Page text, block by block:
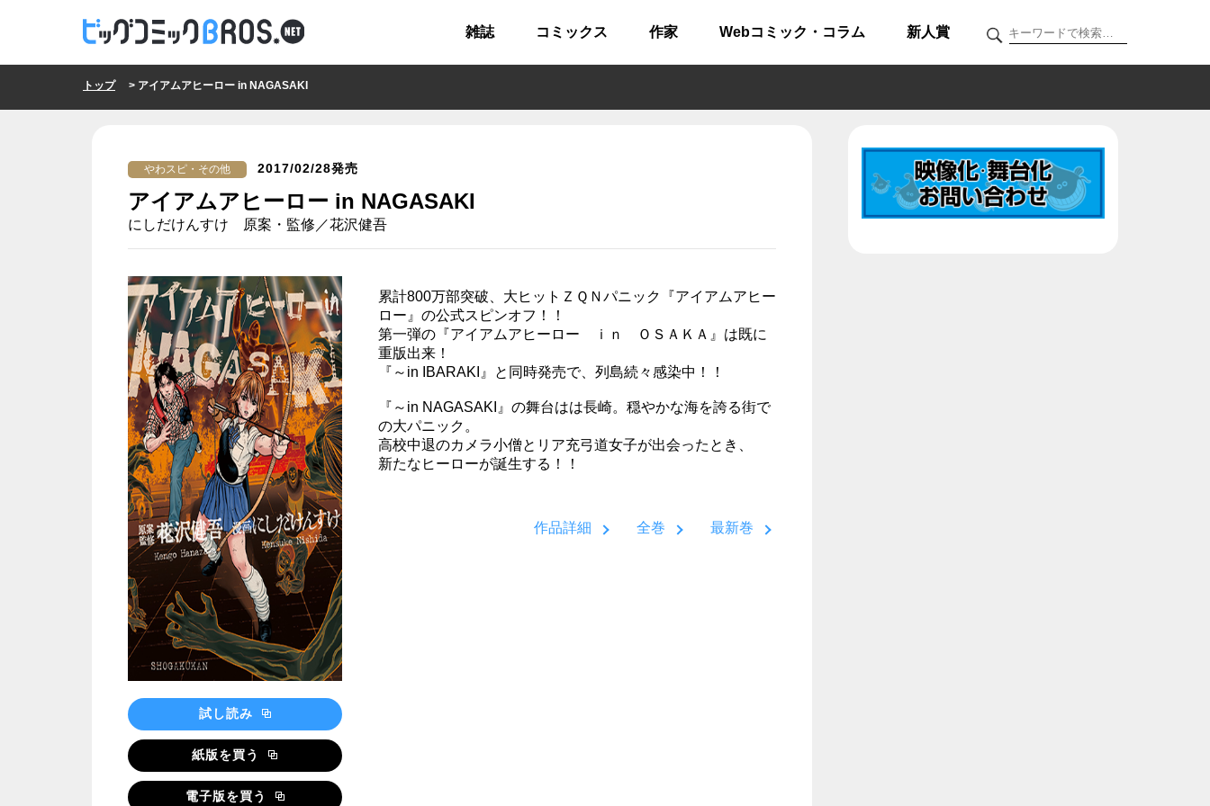
雑誌 コミックス 作家 Webコミック・コラム 新人賞
トップ> アイアムアヒーロー in NAGASAKI
やわスピ・その他 2017/02/28発売
アイアムアヒーロー in NAGASAKI
にしだけんすけ 原案・監修／花沢健吾
試し読み
紙版を買う
電子版を買う
累計800万部突破、大ヒットＺＱＮパニック『アイアムアヒー
ロー』の公式スピンオフ！！
第一弾の『アイアムアヒーロー ｉｎ ＯＳＡＫＡ』は既に
重版出来！
『～in IBARAKI』と同時発売で、列島続々感染中！！
『～in NAGASAKI』の舞台はは長崎。穏やかな海を誇る街で
の大パニック。
高校中退のカメラ小僧とリア充弓道女子が出会ったとき、
新たなヒーローが誕生する！！
作品詳細 全巻 最新巻